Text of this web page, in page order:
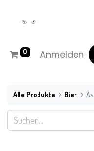
0 Anmelden
Alle Produkte Bier